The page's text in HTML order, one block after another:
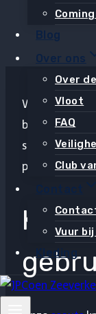
Blog
Over ons
Over
Vloot
FAQ
Club
Vuur
Kleding
Wat een
bij de
scheen volop
perfect voor